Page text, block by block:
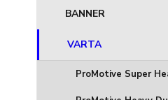
BANNER
VARTA
ProMotive Super